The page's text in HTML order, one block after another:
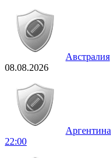
Австралия
08.08.2026
Аргентина
22:00